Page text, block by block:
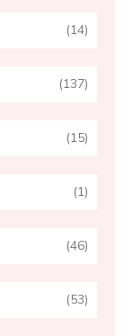
(14)
(137)
(15)
(1)
(46)
(53)